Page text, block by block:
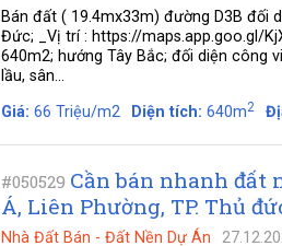
Bán đất ( 19.4mx33m) đường D3B đối
Đức; _Vị trí : https://maps.app.goo.gl/
640m2; hướng Tây Bắc; đối diện công
lầu, sân...
Giá: 66 Triệu/m2 Diện tích: 640m2
#050529 Cần bán nhanh đất
Á, Liên Phường, TP. Thủ
Nhà Đất Bán - Đất Nền Dự Án